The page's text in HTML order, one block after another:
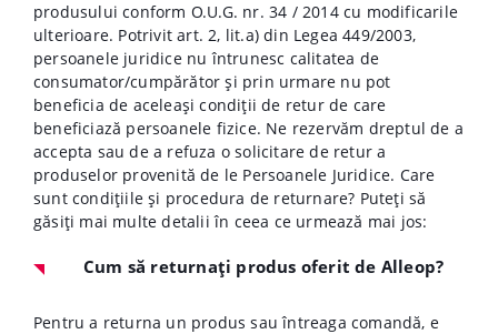
produsului conform O.U.G. nr. 34 / 2014 cu modificarile
ulterioare. Potrivit art. 2, lit.a) din Legea 449/2003,
persoanele juridice nu întrunesc calitatea de
consumator/cumpărător și prin urmare nu pot
beneficia de aceleași condiții de retur de care
beneficiază persoanele fizice. Ne rezervăm dreptul de a
accepta sau de a refuza o solicitare de retur a
produselor provenită de le Persoanele Juridice. Care
sunt condițiile și procedura de returnare? Puteți să
găsiți mai multe detalii în ceea ce urmează mai jos:
Cum să returnați produs oferit de Alleop?
Pentru a returna un produs sau întreaga comandă, e